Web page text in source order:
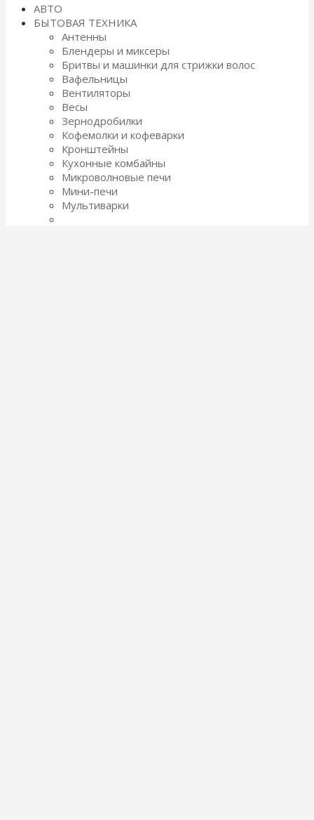
АВТО
БЫТОВАЯ ТЕХНИКА
Антенны
Блендеры и миксеры
Бритвы и машинки для стрижки волос
Вафельницы
Вентиляторы
Весы
Зернодробилки
Кофемолки и кофеварки
Кронштейны
Кухонные комбайны
Микроволновые печи
Мини-печи
Мультиварки